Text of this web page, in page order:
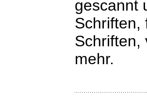
gescannt
Schriften,
Schriften,
mehr.